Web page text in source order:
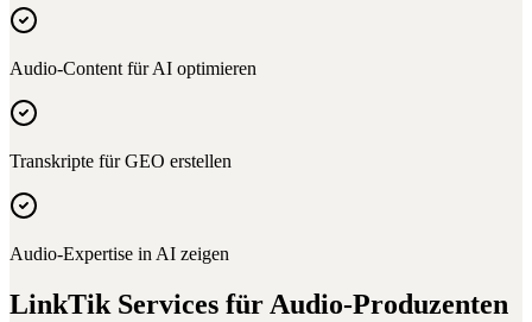
Audio-Content für AI optimieren
Transkripte für GEO erstellen
Audio-Expertise in AI zeigen
LinkTik Services fürAudio-Produzenten